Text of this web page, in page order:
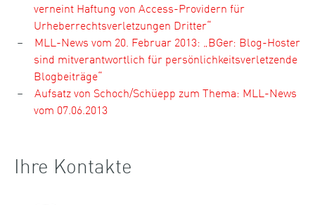
Ihre Kontakte
verneint Haftung von Access-Providern für
Urheberrechtsverletzungen Dritter“
MLL-News vom 20. Februar 2013: „BGer: Blog-Hoster
sind mitverantwortlich für persönlichkeitsverletzende
Blogbeiträge“
Aufsatz von Schoch/Schüepp zum Thema: MLL-News
vom 07.06.2013